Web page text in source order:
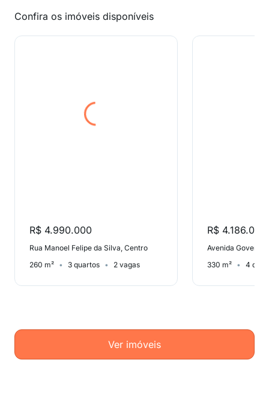
Confira os imóveis disponíveis
R$ 4.990.000
Rua Manoel Felipe da Silva, Centro
260 m²
3 quartos 2 vagas
R$ 4.186.000
330 m² 4
Ver imóveis